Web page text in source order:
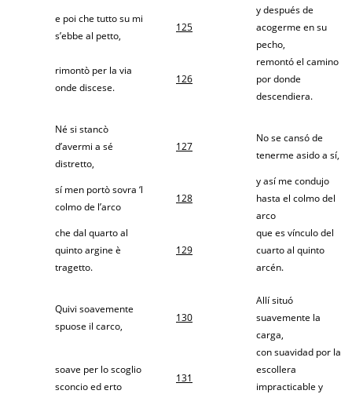
e poi che tutto su mi
s’ebbe al petto,
125
y después de
acogerme en su
pecho,
rimontò per la via
onde discese.
126
remontó el camino
por donde
descendiera.
Né si stancò
d’avermi a sé
distretto,
127
No se cansó de
tenerme asido a sí,
sí men portò sovra ‘l
colmo de l’arco
128
y así me condujo
hasta el colmo del
arco
che dal quarto al
quinto argine è
tragetto.
129
que es vínculo del
cuarto al quinto
arcén.
Quivi soavemente
spuose il carco,
130
Allí situó
suavemente la
carga,
soave per lo scoglio
sconcio ed erto
131
con suavidad por la
escollera
impracticable y